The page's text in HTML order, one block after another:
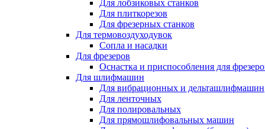
Для лобзиковых станков
Для плиткорезов
Для фрезерных станков
Для термовоздуходувок
Сопла и насадки
Для фрезеров
Оснастка и приспособления для
Для шлифмашин
Для вибрационных и дельташлифмашин
Для ленточных
Для полировальных
Для прямошлифовальных машин